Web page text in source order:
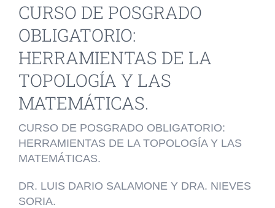
CURSO DE POSGRADO
OBLIGATORIO:
HERRAMIENTAS DE LA
TOPOLOGÍA Y LAS
MATEMÁTICAS.
CURSO DE POSGRADO OBLIGATORIO:
HERRAMIENTAS DE LA TOPOLOGÍA Y LAS
MATEMÁTICAS.
DR. LUIS DARIO SALAMONE Y DRA. NIEVES
SORIA.